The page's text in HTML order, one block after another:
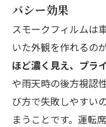
バシー効果
スモークフィルムは
いた外観を作れるの
ほど濃く見え、プラ
や雨天時の後方視認
び方で失敗しやすい
まうことです。運転